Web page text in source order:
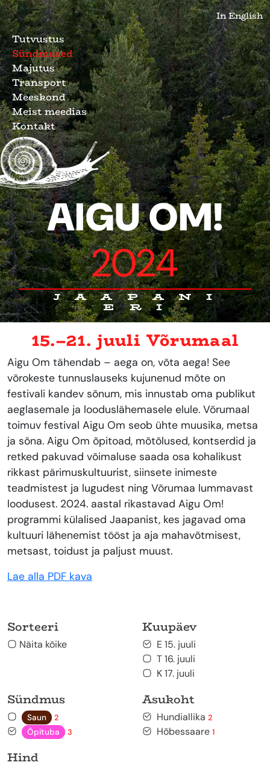
Tutvustus
Sündmused
Majutus
Transport
Meeskond
Meist meedias
Kontakt
In English
AIGU OM!
2024
JAAPANI
ERI
15.–21. juuli Võrumaal
Aigu Om tähendab – aega on, võta aega! See
võrokeste tunnuslauseks kujunenud mõte on
festivali kandev sõnum, mis innustab oma publikut
aeglasemale ja looduslähemasele elule. Võrumaal
toimuv festival Aigu Om seob ühte muusika, metsa
ja sõna. Aigu Om õpitoad, mõtõlused, kontserdid ja
retked pakuvad võimaluse saada osa kohalikust
rikkast pärimuskultuurist, siinsete inimeste
teadmistest ja lugudest ning Võrumaa lummavast
loodusest. 2024. aastal rikastavad Aigu Om!
programmi külalised Jaapanist, kes jagavad oma
kultuuri lähenemist tööst ja aja mahavõtmisest,
metsast, toidust ja paljust muust.
Lae alla PDF kava
Sorteeri
Näita kõike
Kuupäev
E 15. juuli
T 16. juuli
K 17. juuli
Sündmus
Saun
2
Õpituba
3
Asukoht
Hundiallika 2
Hõbessaare 1
Hind